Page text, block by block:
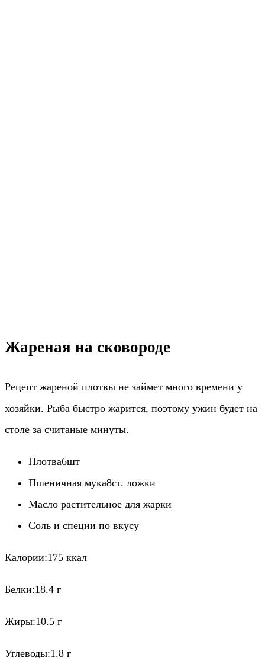
Жареная на сковороде
Рецепт жареной плотвы не займет много времени у
хозяйки. Рыба быстро жарится, поэтому ужин будет на
столе за считаные минуты.
Плотва6шт
Пшеничная мука8ст. ложки
Масло растительное для жарки
Соль и специи по вкусу
Калории:175 ккал
Белки:18.4 г
Жиры:10.5 г
Углеводы:1.8 г